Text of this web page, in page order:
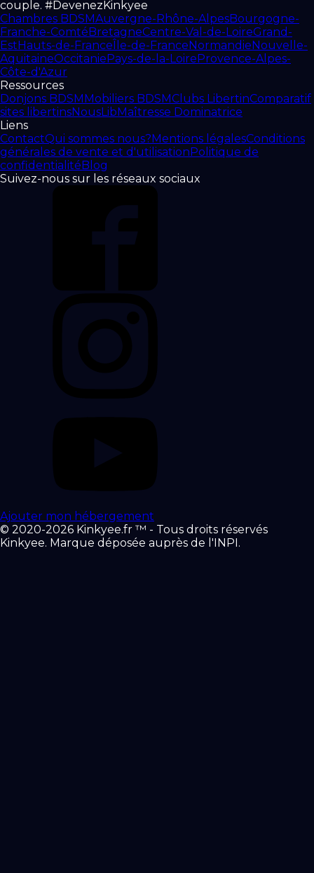
couple. #DevenezKinkyee
Chambres BDSMAuvergne-Rhône-AlpesBourgogne-
Franche-ComtéBretagneCentre-Val-de-LoireGrand-
EstHauts-de-FranceÎle-de-FranceNormandieNouvelle-
AquitaineOccitaniePays-de-la-LoireProvence-Alpes-
Côte-d'Azur
Ressources
Donjons BDSMMobiliers BDSMClubs LibertinComparatif
sites libertinsNousLibMaîtresse Dominatrice
Liens
ContactQui sommes nous?Mentions légalesConditions
générales de vente et d'utilisationPolitique de
confidentialitéBlog
Suivez-nous sur les réseaux sociaux
Ajouter mon hébergement
© 2020-2026 Kinkyee.fr ™ - Tous droits réservés
Kinkyee. Marque déposée auprès de l'INPI.